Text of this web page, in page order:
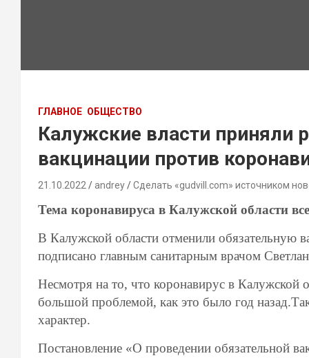
ГЛАВНОЕ ОБЩЕСТВО
Калужские власти приняли
вакцинации против
21.10.2022 andrey Сделать «gudvill.com» источником
Тема коронавируса в Калужской области
В Калужской области отменили обязательную
подписано главным санитарным врачом
Несмотря на то, что коронавирус в Калужской
большой проблемой, как это было год
характер.
Постановление «О проведении обязательной